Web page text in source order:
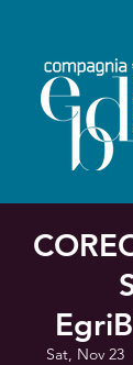
Sat, Nov 23